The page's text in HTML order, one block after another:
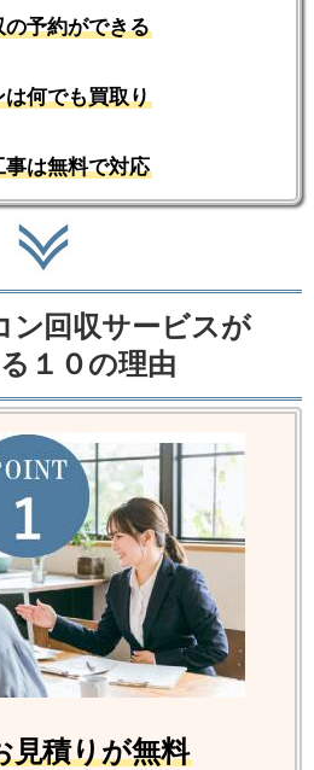
予約ができる
何でも買取り
は無料で対応
ン回収サービスが
１０の理由
見積りが無料